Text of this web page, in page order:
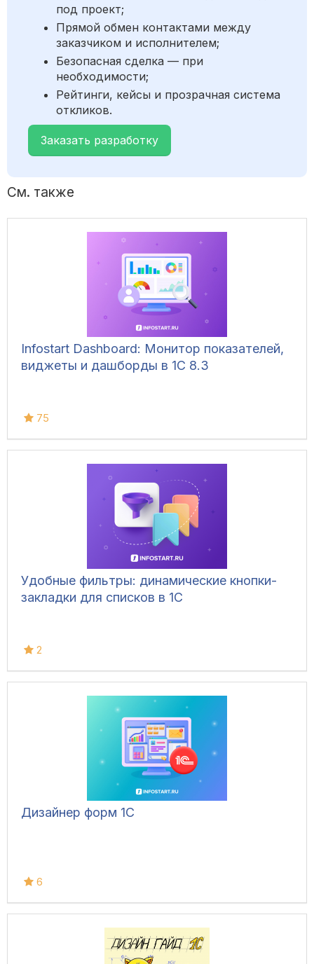
под проект;
Прямой обмен контактами между
заказчиком и исполнителем;
Безопасная сделка — при
необходимости;
Рейтинги, кейсы и прозрачная система
откликов.
Заказать разработку
См. также
Infostart Dashboard: Монитор показателей,
виджеты и дашборды в 1С 8.3
75
Удобные фильтры: динамические кнопки-
закладки для списков в 1С
2
Дизайнер форм 1С
6